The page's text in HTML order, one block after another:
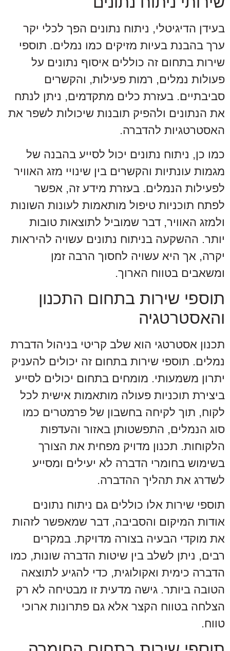
בעידן הדיגיטלי, ניתוח נתונים הפך לכלי יקר
ערך בהבנת בעיות מזיקים כמו נמלים. תוספי
שירות בתחום זה כוללים איסוף נתונים על
פעולות נמלים, רמות פעילות, והקשרים
סביבתיים. בעזרת כלים מתקדמים, ניתן לנתח
את הנתונים ולהפיק תובנות שיכולות לשפר את
האסטרטגיות להדברה.
כמו כן, ניתוח נתונים יכול לסייע בהבנה של
מגמות עונתיות והקשרים בין שינויי מזג האוויר
לפעילות הנמלים. בעזרת מידע זה, אפשר
לפתח תוכניות טיפול מותאמות לעונות השונות
ולמזג האוויר, דבר שמוביל לתוצאות טובות
יותר. ההשקעה בניתוח נתונים עשויה להיראות
יקרה, אך היא עשויה לחסוך הרבה זמן
ומשאבים בטווח הארוך.
תוספי שירות בתחום התכנון
והאסטרטגיה
תכנון אסטרטגי הוא שלב קריטי בניהול הדברת
נמלים. תוספי שירות בתחום זה יכולים להעניק
יתרון משמעותי. מומחים בתחום יכולים לסייע
ביצירת תוכניות פעולה מותאמות אישית לכל
לקוח, תוך לקיחה בחשבון של פרמטרים כמו
סוג הנמלים, התפשטותן באזור והעדפות
הלקוחות. תכנון מדויק מפחית את הצורך
בשימוש בחומרי הדברה לא יעילים ומסייע
לשדרג את תהליך ההדברה.
תוספי שירות אלו כוללים גם ניתוח נתונים
אודות המיקום והסביבה, דבר שמאפשר לזהות
את מוקדי הבעיה בצורה מדויקת. במקרים
רבים, ניתן לשלב בין שיטות הדברה שונות, כמו
הדברה כימית ואקולוגית, כדי להגיע לתוצאה
הטובה ביותר. גישה מדעית זו מבטיחה לא רק
הצלחה בטווח הקצר אלא גם פתרונות ארוכי
טווח.